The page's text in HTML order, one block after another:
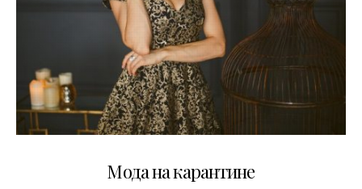
Мода на карантине